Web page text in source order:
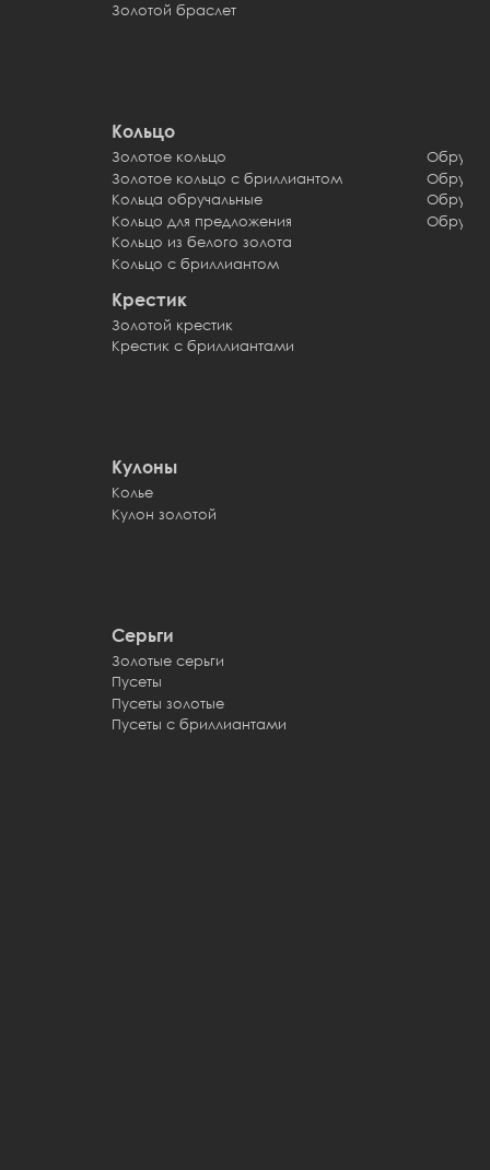
Золотой браслет
Кольцо
Золотое кольцо
Золотое кольцо с бриллиантом
Кольца обручальные
Кольцо для предложения
Кольцо из белого золота
Кольцо с бриллиантом
Крестик
Золотой крестик
Крестик с бриллиантами
Кулоны
Колье
Кулон золотой
Серьги
Золотые серьги
Пусеты
Пусеты золотые
Пусеты с бриллиантами